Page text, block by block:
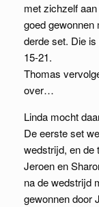
met zichzelf
goed gewonnen
derde set. Die
15-21.
Thomas
over…
Linda mocht
De eerste set
wedstrijd, en de
Jeroen en
na de wedstrijd
gewonnen door